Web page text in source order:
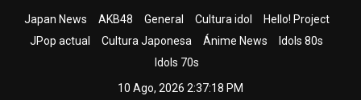
Japan News AKB48 General Cultura idol
Hello! Project
JPop actual
Cultura Japonesa Ánime News
Idols 80s
Idols 70s
10 Ago, 2026 2:37:19 PM